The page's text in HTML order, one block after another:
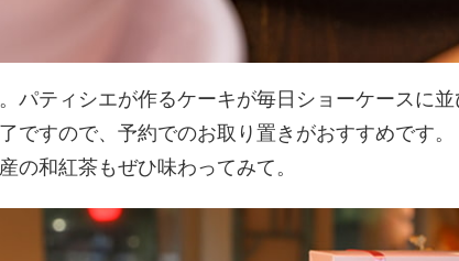
パティシエが作るケーキが毎日ショーケースに
ですので、予約でのお取り置きがおすすめです
の和紅茶もぜひ味わってみて。